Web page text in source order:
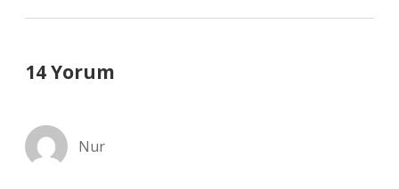
14 Yorum
Nur